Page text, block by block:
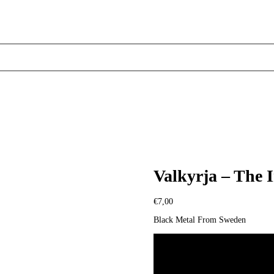
Valkyrja – The
€7,00
Black Metal From Sweden